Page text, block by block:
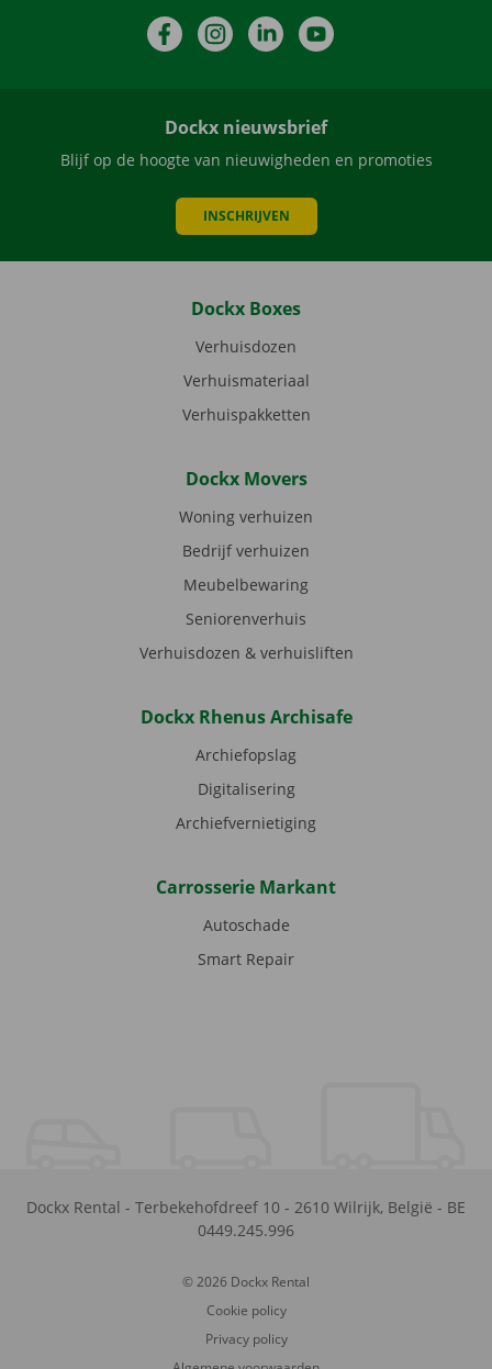
FacebookInstagramLinkedIn
Dockx nieuwsbrief
Blijf op de hoogte van nieuwigheden en promoties
INSCHRIJVEN
Dockx Boxes
Verhuisdozen
Verhuismateriaal
Verhuispakketten
Dockx Movers
Woning verhuizen
Bedrijf verhuizen
Meubelbewaring
Seniorenverhuis
Verhuisdozen & verhuisliften
Dockx Rhenus Archisafe
Archiefopslag
Digitalisering
Archiefvernietiging
Carrosserie Markant
Autoschade
Smart Repair
Dockx Rental - Terbekehofdreef 10 - 2610 Wilrijk, België - BE
0449.245.996
© 2026 Dockx Rental
Cookie policy
Privacy policy